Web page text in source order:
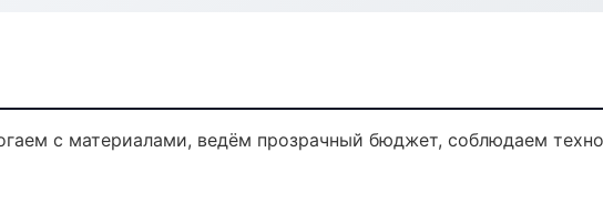
с материалами, ведём прозрачный бюджет, соблюдаем